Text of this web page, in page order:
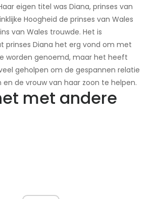
eigen titel was Diana, prinses van
Hoogheid de prinses van Wales
van Wales trouwde. Het is
prinses Diana het erg vond om met
worden genoemd, maar het heeft
geholpen om de gespannen relatie
en de vrouw van haar zoon te helpen.
met andere